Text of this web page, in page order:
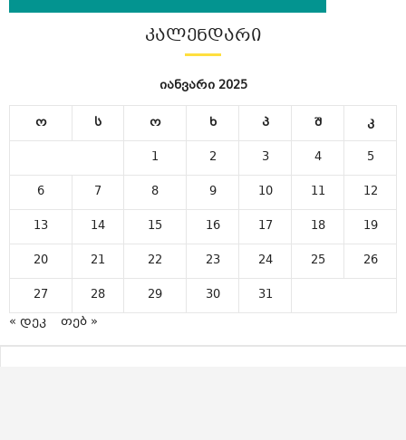
ᲙᲐᲚᲔᲜᲓᲐᲠᲘ
იანვარი 2025
ო ს ო ხ პ შ
კ
1
2 3 4
5
6
7 8 9 10 11
12
13
14 15 16 17 18
19
20
21 22 23 24 25
26
27
28 29 30
31
« დეკ
თებ »